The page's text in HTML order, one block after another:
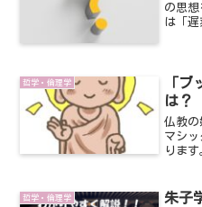
の思
は「
く。
哲学・倫理学
「ブ
は？
仏教の
マシ
りま
ださい
哲学・倫理学
朱子